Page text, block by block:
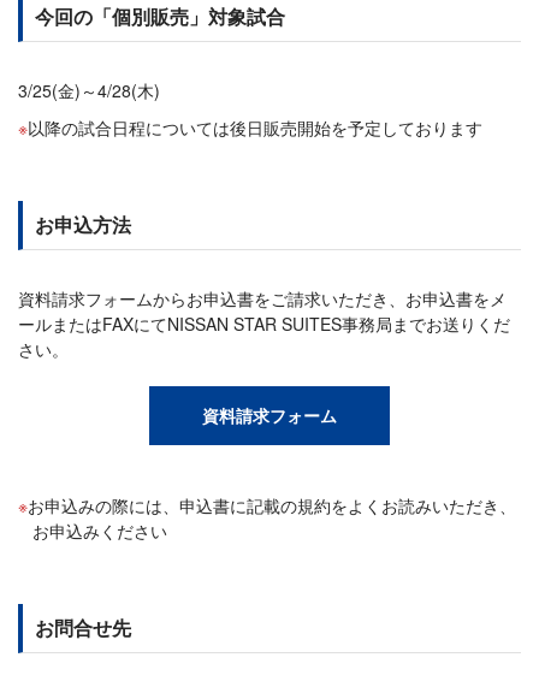
今回の「個別販売」対象試合
3/25(金)～4/28(木)
以降の試合日程については後日販売開始を予定しております
お申込方法
資料請求フォームからお申込書をご請求いただき、お申込書をメ
ールまたはFAXにてNISSAN STAR SUITES事務局までお送りくだ
さい。
資料請求フォーム
お申込みの際には、申込書に記載の規約をよくお読みいただき、
お申込みください
お問合せ先